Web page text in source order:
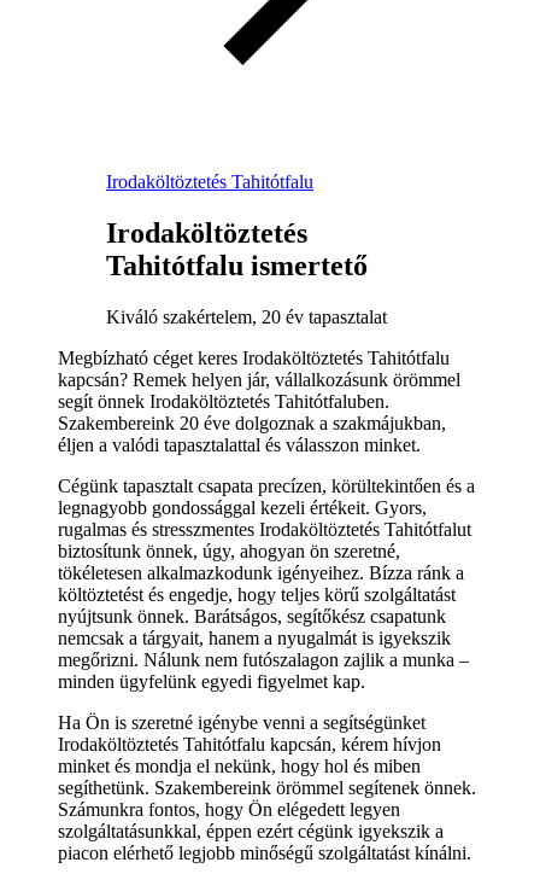
Irodaköltöztetés Tahitótfalu
Irodaköltöztetés
Tahitótfalu ismertető
Kiváló szakértelem, 20 év tapasztalat
Megbízható céget keres Irodaköltöztetés Tahitótfalu
kapcsán? Remek helyen jár, vállalkozásunk örömmel
segít önnek Irodaköltöztetés Tahitótfaluben.
Szakembereink 20 éve dolgoznak a szakmájukban,
éljen a valódi tapasztalattal és válasszon minket.
Cégünk tapasztalt csapata precízen, körültekintően és a
legnagyobb gondossággal kezeli értékeit. Gyors,
rugalmas és stresszmentes Irodaköltöztetés Tahitótfalut
biztosítunk önnek, úgy, ahogyan ön szeretné,
tökéletesen alkalmazkodunk igényeihez. Bízza ránk a
költöztetést és engedje, hogy teljes körű szolgáltatást
nyújtsunk önnek. Barátságos, segítőkész csapatunk
nemcsak a tárgyait, hanem a nyugalmát is igyekszik
megőrizni. Nálunk nem futószalagon zajlik a munka –
minden ügyfelünk egyedi figyelmet kap.
Ha Ön is szeretné igénybe venni a segítségünket
Irodaköltöztetés Tahitótfalu kapcsán, kérem hívjon
minket és mondja el nekünk, hogy hol és miben
segíthetünk. Szakembereink örömmel segítenek önnek.
Számunkra fontos, hogy Ön elégedett legyen
szolgáltatásunkkal, éppen ezért cégünk igyekszik a
piacon elérhető legjobb minőségű szolgáltatást kínálni.